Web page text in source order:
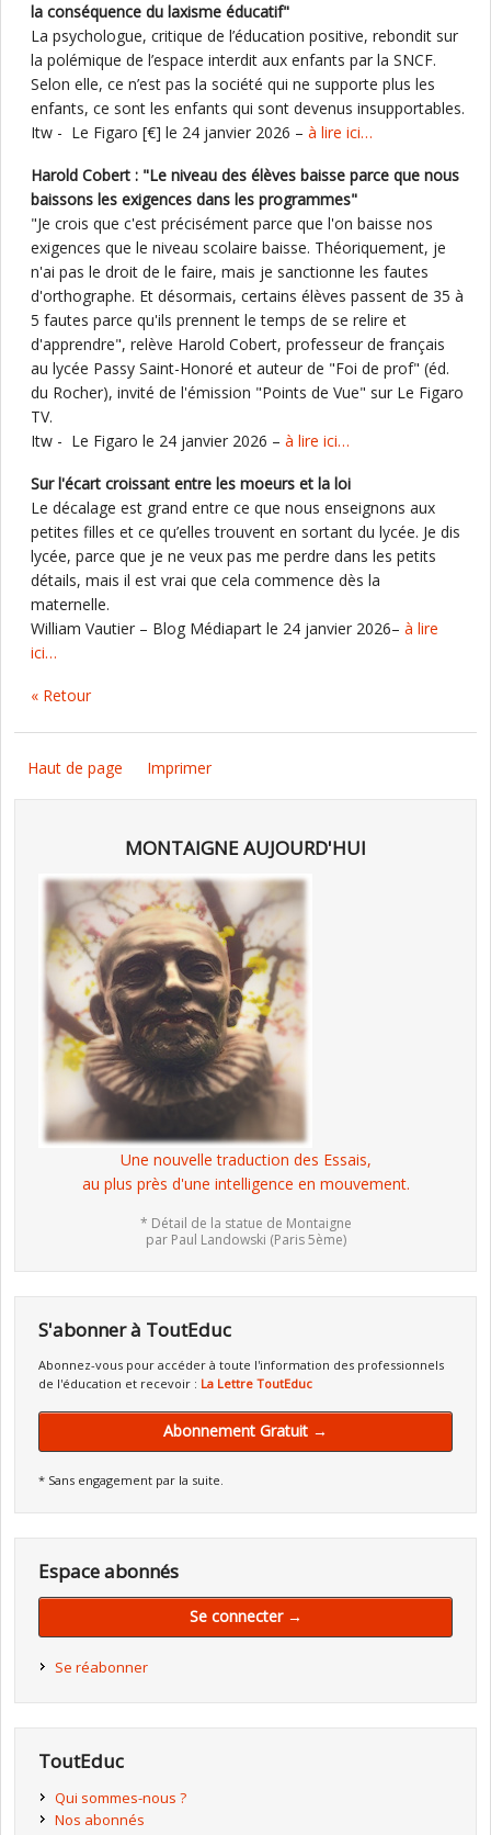
la conséquence du laxisme éducatif"
La psychologue, critique de l’éducation positive, rebondit sur
la polémique de l’espace interdit aux enfants par la SNCF.
Selon elle, ce n’est pas la société qui ne supporte plus les
enfants, ce sont les enfants qui sont devenus insupportables.
Itw - Le Figaro [€] le 24 janvier 2026 – à lire ici…
Harold Cobert : "Le niveau des élèves baisse parce que nous
baissons les exigences dans les programmes"
"Je crois que c'est précisément parce que l'on baisse nos
exigences que le niveau scolaire baisse. Théoriquement, je
n'ai pas le droit de le faire, mais je sanctionne les fautes
d'orthographe. Et désormais, certains élèves passent de 35 à
5 fautes parce qu'ils prennent le temps de se relire et
d'apprendre", relève Harold Cobert, professeur de français
au lycée Passy Saint-Honoré et auteur de "Foi de prof" (éd.
du Rocher), invité de l'émission "Points de Vue" sur Le Figaro
TV.
Itw - Le Figaro le 24 janvier 2026 – à lire ici…
Sur l'écart croissant entre les moeurs et la loi
Le décalage est grand entre ce que nous enseignons aux
petites filles et ce qu’elles trouvent en sortant du lycée. Je dis
lycée, parce que je ne veux pas me perdre dans les petits
détails, mais il est vrai que cela commence dès la
maternelle.
William Vautier – Blog Médiapart le 24 janvier 2026– à lire
ici…
« Retour
Haut de page Imprimer
MONTAIGNE AUJOURD'HUI
Une nouvelle traduction des Essais,
au plus près d'une intelligence en mouvement.
* Détail de la statue de Montaigne
par Paul Landowski (Paris 5ème)
S'abonner à ToutEduc
Abonnez-vous pour accéder à toute l'information des professionnels
de l'éducation et recevoir : La Lettre ToutEduc
Abonnement Gratuit →
* Sans engagement par la suite.
Espace abonnés
Se connecter →
Se réabonner
ToutEduc
Qui sommes-nous ?
Nos abonnés